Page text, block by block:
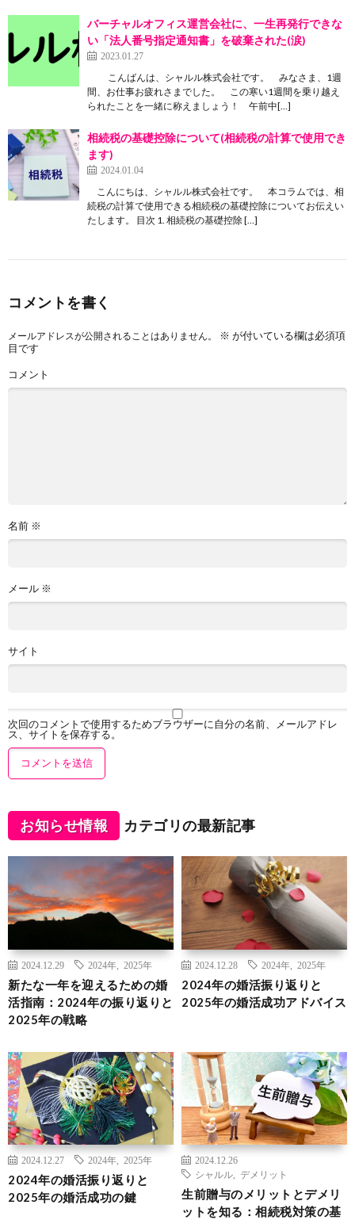
バーチャルオフィス運営会社に、一生再発行できな
い「法人番号指定通知書」を破棄された(涙)
2023.01.27
こんばんは、シャルル株式会社です。 みなさま、1週
間、お仕事お疲れさまでした。 この寒い1週間を乗り越え
られたことを一緒に称えましょう！ 午前中[…]
相続税の基礎控除について(相続税の計算で使用でき
ます)
2024.01.04
こんにちは、シャルル株式会社です。 本コラムでは、相
続税の計算で使用できる相続税の基礎控除についてお伝えい
たします。 目次 1. 相続税の基礎控除 […]
コメントを書く
メールアドレスが公開されることはありません。 ※ が付いている欄は必須項
目です
コメント
名前 ※
メール ※
サイト
次回のコメントで使用するためブラウザーに自分の名前、メールアドレ
ス、サイトを保存する。
お知らせ情報 カテゴリの最新記事
2024.12.29 2024年 2025年
新たな一年を迎えるための婚
活指南：2024年の振り返りと
2025年の戦略
2024.12.28 2024年 2025年
2024年の婚活振り返りと
2025年の婚活成功アドバイス
2024.12.27 2024年 2025年
2024年の婚活振り返りと
2025年の婚活成功の鍵
2024.12.26
シャルル
デメリット
生前贈与のメリットとデメリ
ットを知る：相続税対策の基